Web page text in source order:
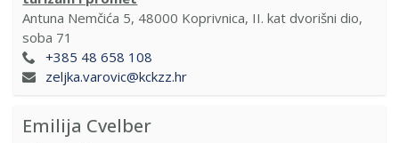
Antuna Nemčića 5, 48000 Koprivnica, II. kat dvorišni dio,
soba 71
+385 48 658 108
zeljka.varovic@kckzz.hr
Emilija Cvelber